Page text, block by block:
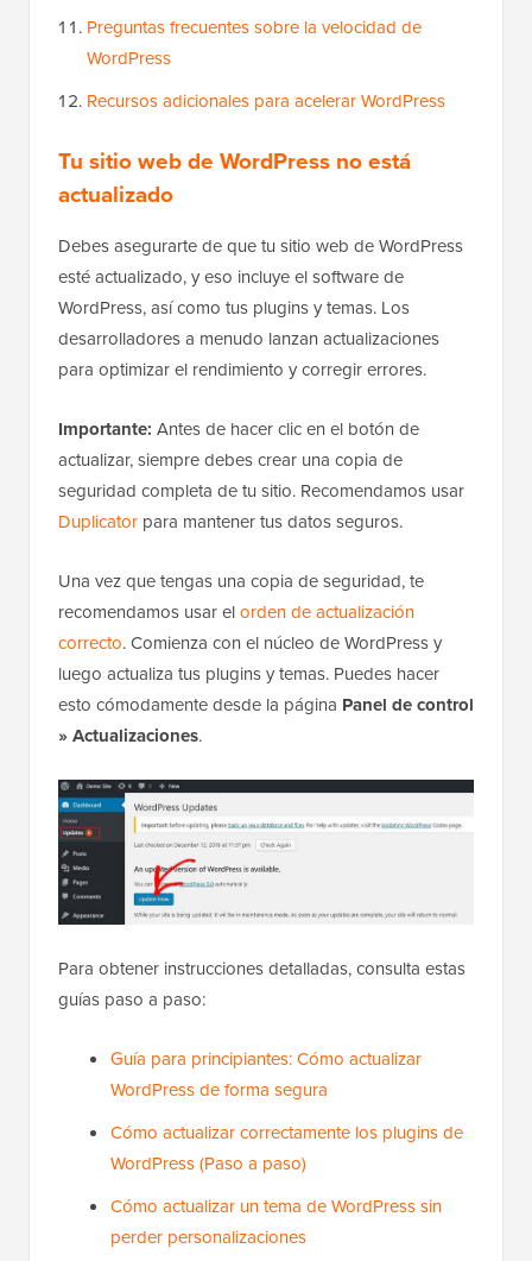
Preguntas frecuentes sobre la velocidad de
WordPress
Recursos adicionales para acelerar WordPress
Tu sitio web de WordPress no está
actualizado
Debes asegurarte de que tu sitio web de WordPress
esté actualizado, y eso incluye el software de
WordPress, así como tus plugins y temas. Los
desarrolladores a menudo lanzan actualizaciones
para optimizar el rendimiento y corregir errores.
Importante: Antes de hacer clic en el botón de
actualizar, siempre debes crear una copia de
seguridad completa de tu sitio. Recomendamos usar
Duplicator para mantener tus datos seguros.
Una vez que tengas una copia de seguridad, te
recomendamos usar elorden de actualización
correcto. Comienza con el núcleo de WordPress y
luego actualiza tus plugins y temas. Puedes hacer
esto cómodamente desde la página Panel de control
» Actualizaciones.
Para obtener instrucciones detalladas, consulta estas
guías paso a paso:
Guía para principiantes: Cómo actualizar
WordPress de forma segura
Cómo actualizar correctamente los plugins de
WordPress (Paso a paso)
Cómo actualizar un tema de WordPress sin
perder personalizaciones